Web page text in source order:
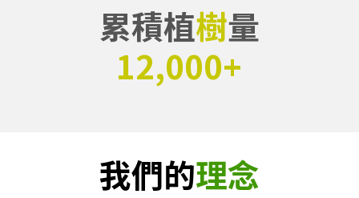
OPPO、Vivo開放回收
滿千贈百登錄活動
手機醫生認證加碼
發芽計畫累積植樹量
12,000+
我們的理念